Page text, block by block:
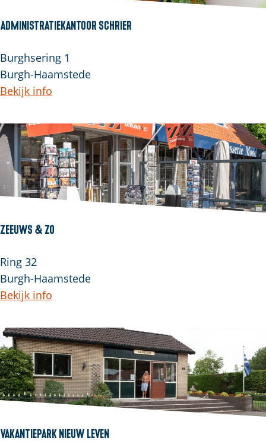
Administratiekantoor Schrier
Burghsering 1
Burgh-Haamstede
Bekijk info
Zeeuws & Zo
Ring 32
Burgh-Haamstede
Bekijk info
Vakantiepark Nieuw Leven